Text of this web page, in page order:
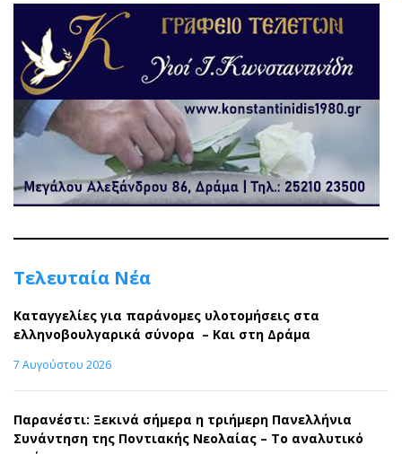
Τελευταία Νέα
Καταγγελίες για παράνομες υλοτομήσεις στα
ελληνοβουλγαρικά σύνορα – Και στη Δράμα
7 Αυγούστου 2026
Παρανέστι: Ξεκινά σήμερα η τριήμερη Πανελλήνια
Συνάντηση της Ποντιακής Νεολαίας – Το αναλυτικό